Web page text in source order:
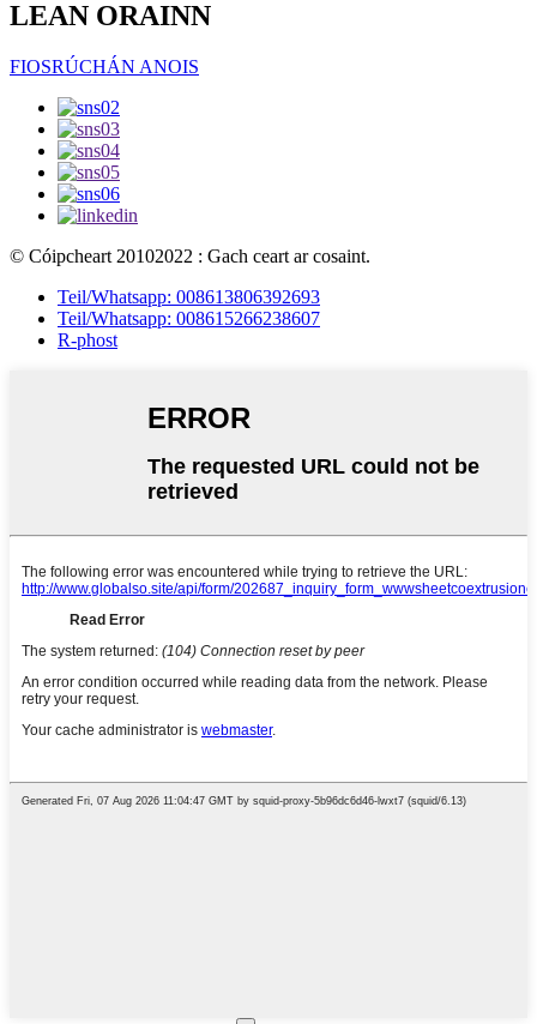
LEAN ORAINN
FIOSRÚCHÁN ANOIS
© Cóipcheart 20102022 : Gach ceart ar cosaint.
Teil/Whatsapp: 008613806392693
Teil/Whatsapp: 008615266238607
R-phost